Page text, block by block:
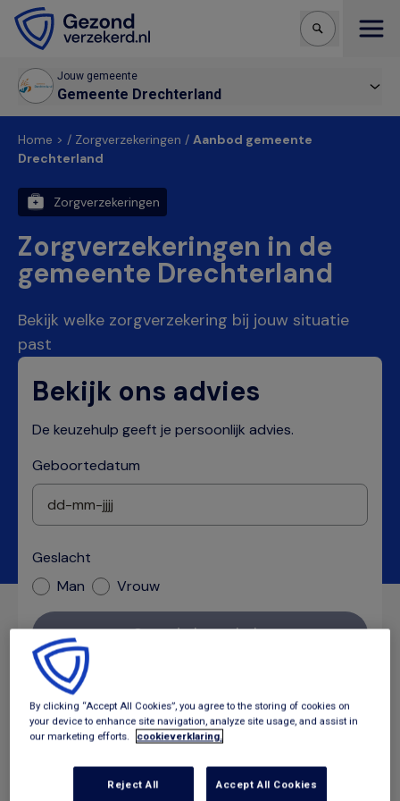
Jouw gemeente
Gemeente Drechterland
Home > / Zorgverzekeringen / Aanbod gemeente
Drechterland
Zorgverzekeringen
Zorgverzekeringen in de
gemeente Drechterland
Bekijk welke zorgverzekering bij jouw situatie
past
Bekijk ons advies
De keuzehulp geeft je persoonlijk advies.
Geboortedatum
Geslacht
Man
Vrouw
Start je keuzehulp
Hieronder staat het Gemeentepolis aanbod in jouw
gemeente. Elk pakket heeft een andere dekking. Sommige
gemeenten bieden meer pakketten aan dan in onderstaand
overzicht te zien zijn. Klik in die gevallen op 'Wijzig
By clicking “Accept All Cookies”, you agree to the storing of cookies on
your device to enhance site navigation, analyze site usage, and assist in
our marketing efforts.
cookieverklaring.
Reject All Accept All Cookies